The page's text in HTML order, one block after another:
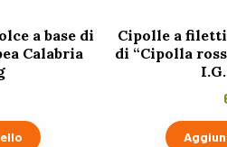
a base di
Calabria
Cipolle a filetti
di “Cipolla